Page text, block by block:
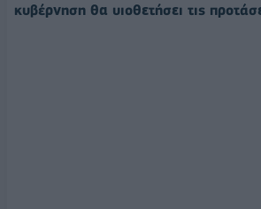
κυβέρνηση θα υιοθετήσει τις